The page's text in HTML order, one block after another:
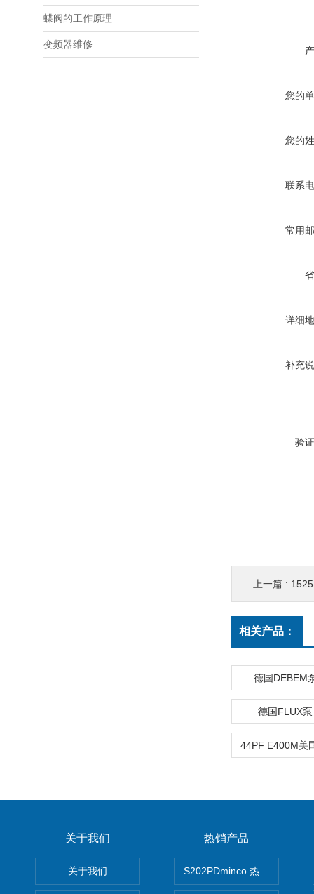
蝶阀的工作原理
变频器维修
您的
您的
联系
常用
详细
补充
验
上一篇 :
相关产品：
德国DEBEM
德国FLUX
关于我们
关于我们
热销产品
S202PDminco 热电阻